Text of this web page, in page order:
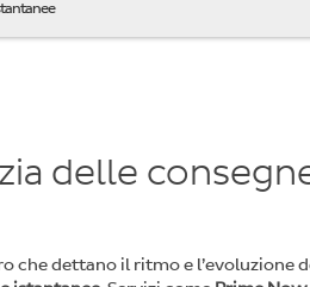
delle
che dettano il ritmo e l’evoluzione